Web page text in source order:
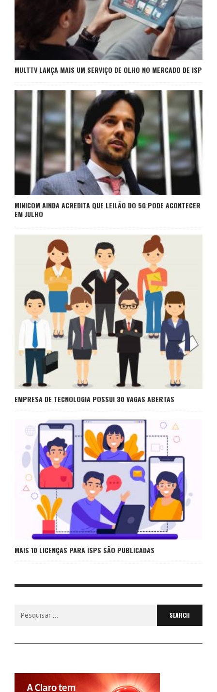
MULTTV LANÇA MAIS UM SERVIÇO DE OLHO NO MERCADO DE ISP
MINICOM AINDA ACREDITA QUE LEILÃO DO 5G PODE ACONTECER
EM JULHO
EMPRESA DE TECNOLOGIA POSSUI 30 VAGAS ABERTAS
MAIS 10 LICENÇAS PARA ISPS SÃO PUBLICADAS